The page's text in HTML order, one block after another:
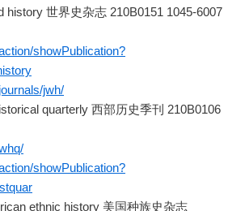
history 世界史杂志 210B0151 1045-6007
showPublication?
jwh/
quarterly 西部历史季刊 210B0106
showPublication?
ethnic history 美国种族史杂志